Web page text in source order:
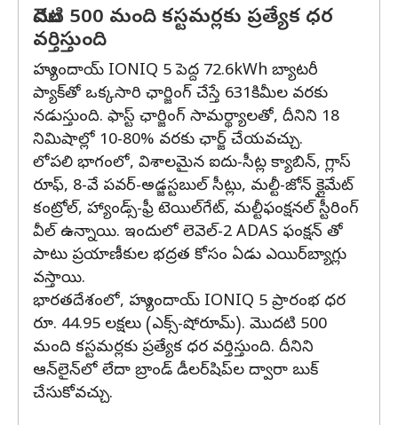
మొదటి 500 మంది కస్టమర్లకు ప్రత్యేక ధర
వర్తిస్తుంది
హ్యుందాయ్ IONIQ 5 పెద్ద 72.6kWh బ్యాటరీ
ప్యాక్‌తో ఒక్కసారి ఛార్జింగ్ చేస్తే 631కిమీల వరకు
నడుస్తుంది. ఫాస్ట్ ఛార్జింగ్ సామర్థ్యాలతో, దీనిని 18
నిమిషాల్లో 10-80% వరకు ఛార్జ్ చేయవచ్చు.
లోపలి భాగంలో, విశాలమైన ఐదు-సీట్ల క్యాబిన్‌, గ్లాస్
రూఫ్, 8-వే పవర్-అడ్జస్టబుల్ సీట్లు, మల్టీ-జోన్ క్లైమేట్
కంట్రోల్, హ్యాండ్స్-ఫ్రీ టెయిల్‌గేట్, మల్టీఫంక్షనల్ స్టీరింగ్
వీల్ ఉన్నాయి. ఇందులో లెవెల్-2 ADAS ఫంక్షన్‌ తో
పాటు ప్రయాణీకుల భద్రత కోసం ఏడు ఎయిర్‌బ్యాగ్లు
వస్తాయి.
భారతదేశంలో, హ్యుందాయ్ IONIQ 5 ప్రారంభ ధర
రూ. 44.95 లక్షలు (ఎక్స్-షోరూమ్). మొదటి 500
మంది కస్టమర్లకు ప్రత్యేక ధర వర్తిస్తుంది. దీనిని
ఆన్‌లైన్‌లో లేదా బ్రాండ్ డీలర్‌షిప్‌ల ద్వారా బుక్
చేసుకోవచ్చు.